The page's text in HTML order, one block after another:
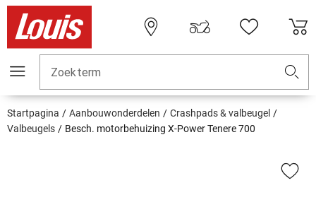
Zoekterm
Startpagina Aanbouwonderdelen
Crashpads & valbeugel
Valbeugels
Besch. motorbehuizing X-Power Tenere 700